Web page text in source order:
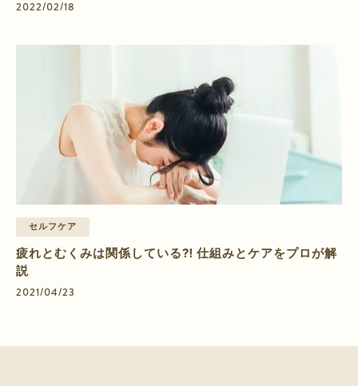
2022/02/18
セルフケア
疲れとむくみは関係している⁈ 仕組みとケアをプロが解
説
2021/04/23